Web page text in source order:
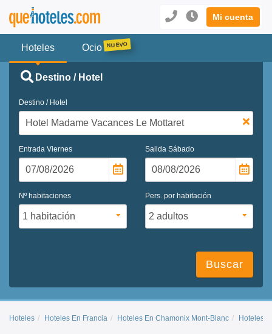
Mi cuenta
Hoteles Ocio
Destino / Hotel
Destino / Hotel
Entrada Viernes Salida Sábado
Nº habitaciones Pers. por habitación
Buscar
Hoteles Hoteles En Francia Hoteles En Chamonix Mont-Blanc Hoteles